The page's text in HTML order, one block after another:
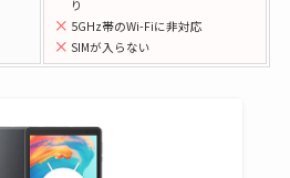
り
5GHz帯のWi-Fiに非対応
SIMが入らない